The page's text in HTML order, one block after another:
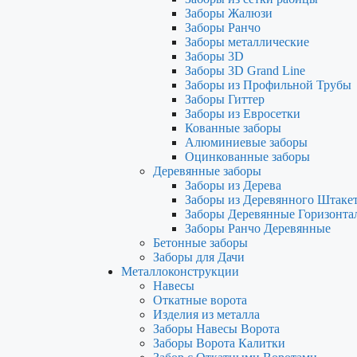
Заборы Жалюзи
Заборы Ранчо
Заборы металлические
Заборы 3D
Заборы 3D Grand Line
Заборы из Профильной Трубы
Заборы Гиттер
Заборы из Евросетки
Кованные заборы
Алюминиевые заборы
Оцинкованные заборы
Деревянные заборы
Заборы из Дерева
Заборы из Деревянного
Заборы Деревянные
Заборы Ранчо Деревянные
Бетонные заборы
Заборы для Дачи
Металлоконструкции
Навесы
Откатные ворота
Изделия из металла
Заборы Навесы Ворота
Заборы Ворота Калитки